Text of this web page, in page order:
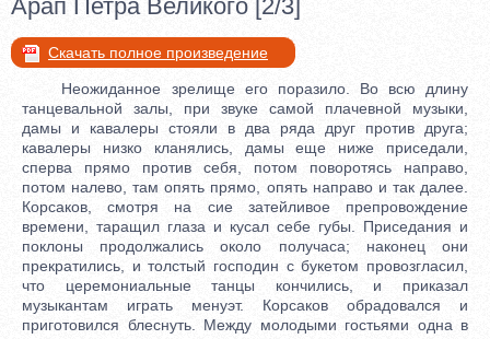
Арап Петра Великого [2/3]
Скачать полное произведение
Неожиданное зрелище его поразило. Во всю длину
танцевальной залы, при звуке самой плачевной музыки,
дамы и кавалеры стояли в два ряда друг против друга;
кавалеры низко кланялись, дамы еще ниже приседали,
сперва прямо против себя, потом поворотясь направо,
потом налево, там опять прямо, опять направо и так далее.
Корсаков, смотря на сие затейливое препровождение
времени, таращил глаза и кусал себе губы. Приседания и
поклоны продолжались около получаса; наконец они
прекратились, и толстый господин с букетом провозгласил,
что церемониальные танцы кончились, и приказал
музыкантам играть менуэт. Корсаков обрадовался и
приготовился блеснуть. Между молодыми гостьями одна в